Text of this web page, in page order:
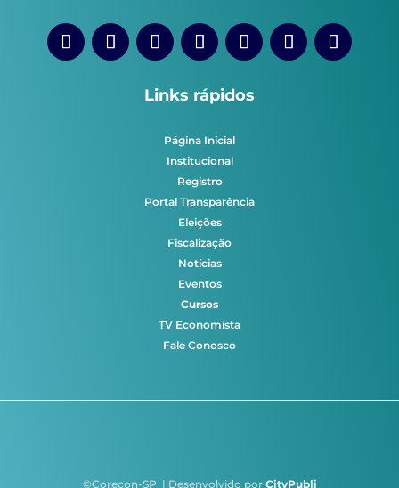
Links rápidos
Página Inicial
Institucional
Registro
Portal Transparência
Eleições
Fiscalização
Notícias
Eventos
Cursos
TV Economista
Fale Conosco
©Corecon-SP | Desenvolvido por CityPubli